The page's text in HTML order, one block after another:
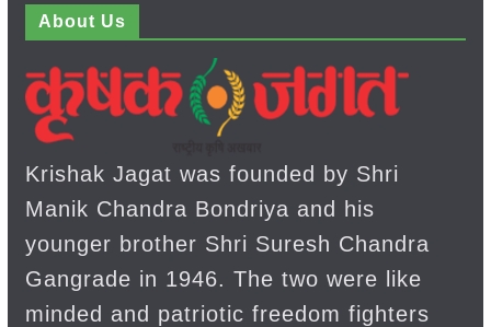
About Us
Krishak Jagat was founded by Shri
Manik Chandra Bondriya and his
younger brother Shri Suresh Chandra
Gangrade in 1946. The two were like
minded and patriotic freedom fighters